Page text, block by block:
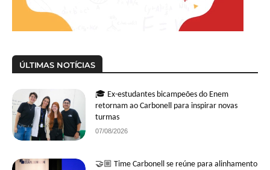
ÚLTIMAS NOTÍCIAS
🎓 Ex-estudantes bicampeões do Enem
retornam ao Carbonell para inspirar novas
turmas
07/08/2026
🤝🏼 Time Carbonell se reúne para alinhamento